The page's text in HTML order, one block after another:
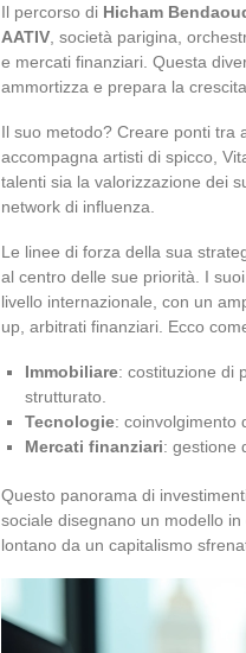
Il percorso di Hicham
AATIV , società parigina,
e mercati finanziari. Questa
ammortizza e prepara la
Il suo metodo? Creare ponti tra
accompagna artisti di spicco,
talenti sia la valorizzazione dei
network di influenza.
Le linee di forza della sua
al centro delle sue priorità. I
livello internazionale, con un
up, arbitrati finanziari. Ecco
Immobiliare: costituzione di
strutturato.
Tecnologie: coinvolgimento
Mercati finanziari: gestione
Questo panorama di
sociale disegnano un modello in
lontano da un capitalismo